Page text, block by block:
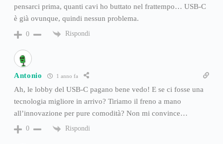
pensarci prima, quanti cavi ho buttato nel frattempo… USB-C
è già ovunque, quindi nessun problema.
0 Rispondi
Antonio 1 anno fa
Ah, le lobby del USB-C pagano bene vedo! E se ci fosse una
tecnologia migliore in arrivo? Tiriamo il freno a mano
all’innovazione per pure comodità? Non mi convince…
0 Rispondi